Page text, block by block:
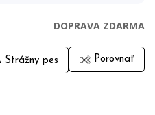
DOPRAVA ZDARMA
Strážny pes Porovnať